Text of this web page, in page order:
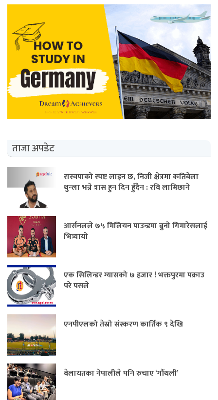
ताजा अपडेट
रास्वपाको स्पष्ट लाइन छ, निजी क्षेत्रमा कतिबेला
थुन्ला भन्ने त्रास हुन दिन हुँदैन : रवि लामिछाने
आर्सनलले ७५ मिलियन पाउन्डमा ब्रुनो गिमारेसलाई
भित्र्यायो
एक सिलिन्डर ग्यासको ७ हजार ! भक्तपुरमा पक्राउ
परे पसले
एनपीएलको तेस्रो संस्करण कार्तिक ९ देखि
बेलायतका नेपालीले पनि रुचाए ‘गौंथली’